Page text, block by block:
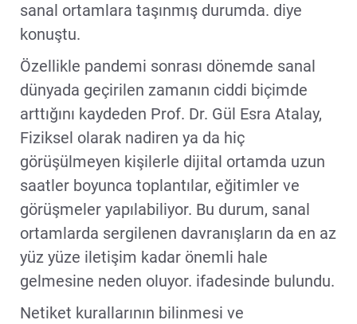
sanal ortamlara taşınmış durumda. diye
konuştu.
Özellikle pandemi sonrası dönemde sanal
dünyada geçirilen zamanın ciddi biçimde
arttığını kaydeden Prof. Dr. Gül Esra Atalay,
Fiziksel olarak nadiren ya da hiç
görüşülmeyen kişilerle dijital ortamda uzun
saatler boyunca toplantılar, eğitimler ve
görüşmeler yapılabiliyor. Bu durum, sanal
ortamlarda sergilenen davranışların da en az
yüz yüze iletişim kadar önemli hale
gelmesine neden oluyor. ifadesinde bulundu.
Netiket kurallarının bilinmesi ve